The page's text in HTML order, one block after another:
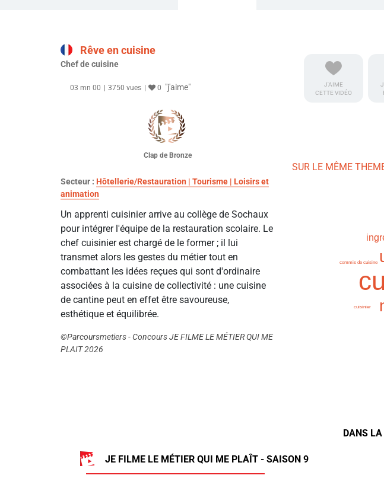
Rêve en cuisine
Chef de cuisine
03 mn 00 3750 vues 0 "j'aime"
Clap de Bronze
Secteur : Hôtellerie/Restauration | Tourisme | Loisirs et
animation
Un apprenti cuisinier arrive au collège de Sochaux
pour intégrer l'équipe de la restauration scolaire. Le
chef cuisinier est chargé de le former ; il lui
transmet alors les gestes du métier tout en
combattant les idées reçues qui sont d'ordinaire
associées à la cuisine de collectivité : une cuisine
de cantine peut en effet être savoureuse,
esthétique et équilibrée.
©Parcoursmetiers - Concours JE FILME LE MÉTIER QUI ME
PLAIT 2026
J'AIME
CETTE VIDÉO
SUR LE MÊME
cuisinier
commis de cuisine
DANS
JE FILME LE MÉTIER QUI ME PLAÎT - SAISON 9